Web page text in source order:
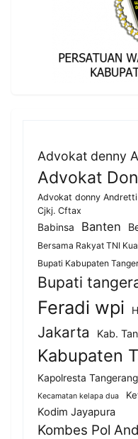
Advokat denny
Advokat
Advokat donny
Cjkj. Cftax
Babinsa Banten
Bersama Rakyat TNI
Bupati Kabupaten
Bupati
Feradi wpi
Jakarta Kab.
Kabupaten
Kapolresta Tangerang
Kecamatan kelapa dua
Kodim Jayapura
Kombes Pol